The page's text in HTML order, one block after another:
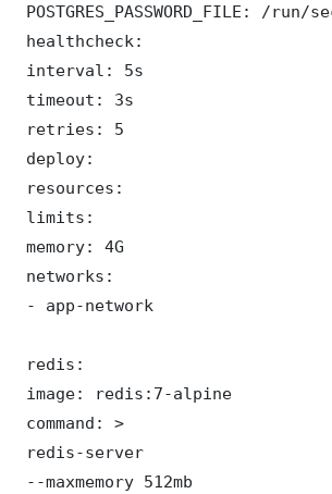
POSTGRES_PASSWORD_FILE: /
healthcheck:
interval: 5s
timeout: 3s
retries: 5
deploy:
resources:
limits:
memory: 4G
networks:
- app-network
redis:
image: redis:7-alpine
command: >
redis-server
--maxmemory 512mb